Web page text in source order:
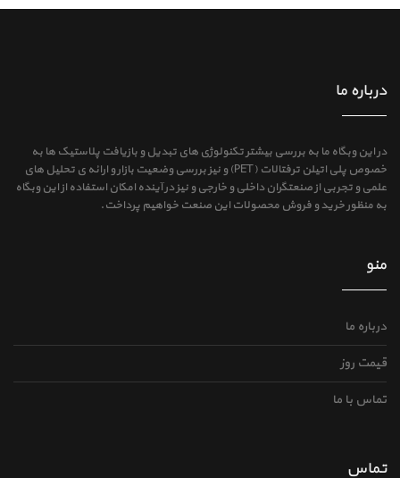
درباره ما
در این وبگاه ما به بررسی بیشتر تکنولوژی های تبدیل و بازیافت پلاستیک ها به
خصوص پلی اتیلن ترفتالات (PET) و نیز بررسی وضعیت بازار و ارائه ی تحلیل های
علمی و تجربی از صنعتگران داخلی و خارجی و نیز در آینده امکان استفاده از این وبگاه
به منظور خرید و فروش محصولات این صنعت خواهیم پرداخت.
منو
درباره ما
قیمت روز
تماس با ما
تماس